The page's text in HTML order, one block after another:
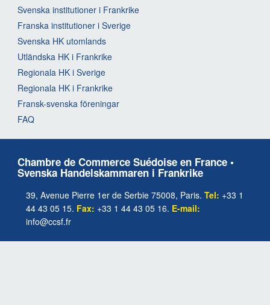
Svenska institutioner i Frankrike
Franska institutioner i Sverige
Svenska HK utomlands
Utländska HK i Frankrike
Regionala HK i Sverige
Regionala HK i Frankrike
Fransk-svenska föreningar
FAQ
Chambre de Commerce Suédoise en France •
Svenska Handelskammaren i Frankrike
39, Avenue Pierre 1er de Serbie 75008, Paris. Tel: +33 1
44 43 05 15. Fax: +33 1 44 43 05 16. E-mail:
info@ccsf.fr